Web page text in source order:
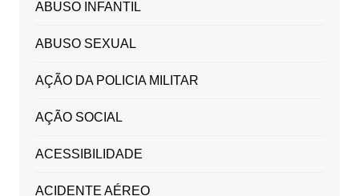
ABUSO INFANTIL
ABUSO SEXUAL
AÇÃO DA POLICIA MILITAR
AÇÃO SOCIAL
ACESSIBILIDADE
ACIDENTE AÉREO